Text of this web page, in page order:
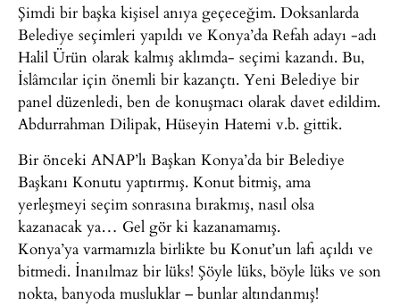
Şimdi bir başka kişisel anıya geçeceğim. Doksanlarda
Belediye seçimleri yapıldı ve Konya’da Refah adayı -adı
Halil Ürün olarak kalmış aklımda- seçimi kazandı. Bu,
İslâmcılar için önemli bir kazançtı. Yeni Belediye bir
panel düzenledi, ben de konuşmacı olarak davet edildim.
Abdurrahman Dilipak, Hüseyin Hatemi v.b. gittik.
Bir önceki ANAP’lı Başkan Konya’da bir Belediye
Başkanı Konutu yaptırmış. Konut bitmiş, ama
yerleşmeyi seçim sonrasına bırakmış, nasıl olsa
kazanacak ya… Gel gör ki kazanamamış.
Konya’ya varmamızla birlikte bu Konut’un lafı açıldı ve
bitmedi. İnanılmaz bir lüks! Şöyle lüks, böyle lüks ve son
nokta, banyoda musluklar – bunlar altındanmış!